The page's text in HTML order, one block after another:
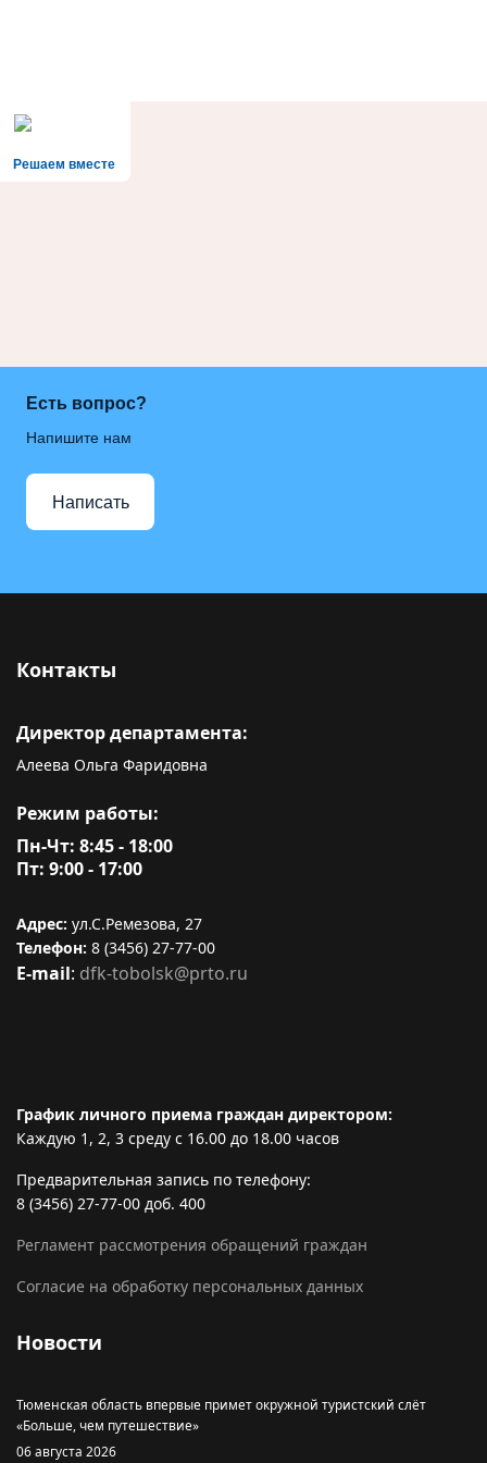
Решаем вместе
Есть вопрос?
Напишите нам
Написать
Контакты
Директор департамента:
Алеева Ольга Фаридовна
Режим работы:
Пн-Чт: 8:45 - 18:00
Пт: 9:00 - 17:00
Адрес: ул.С.Ремезова, 27
Телефон: 8 (3456) 27-77-00
E-mail: dfk-tobolsk@prto.ru
График личного приема граждан директором:
Каждую 1, 2, 3 среду с 16.00 до 18.00 часов
Предварительная запись по телефону:
8 (3456) 27-77-00 доб. 400
Регламент рассмотрения обращений граждан
Согласие на обработку персональных данных
Новости
Тюменская область впервые примет окружной туристский слёт
«Больше, чем путешествие»
06 августа 2026